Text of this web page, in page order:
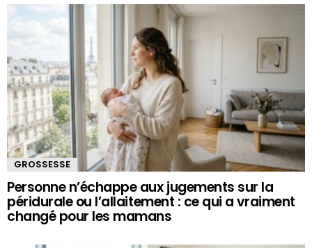
GROSSESSE
Personne n’échappe aux jugements sur la
péridurale ou l’allaitement : ce qui a vraiment
changé pour les mamans